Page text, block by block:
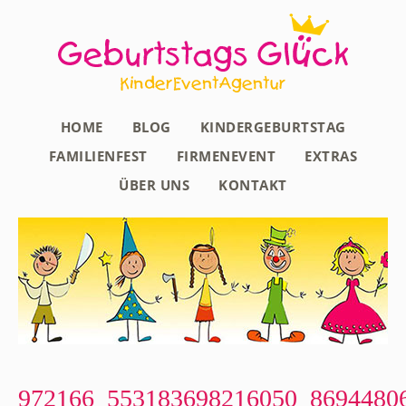
HOME BLOG
KINDERGEBURTSTAG
FAMILIENFEST
FIRMENEVENT
EXTRAS
ÜBER UNS
KONTAKT